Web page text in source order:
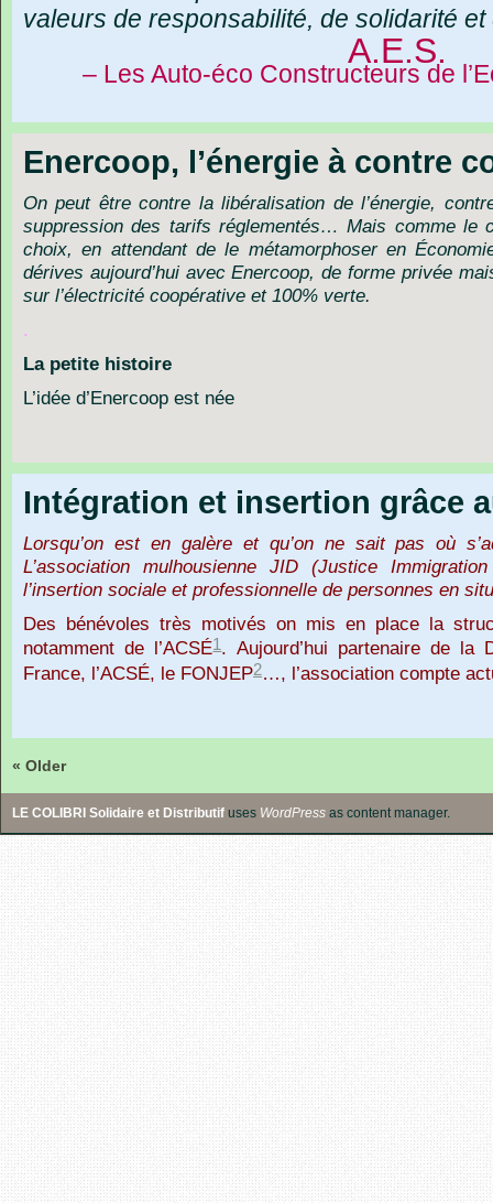
valeurs de responsabilité, de solidarité et
A.E.S.
– Les Auto-éco Constructeurs de
Enercoop, l’énergie à contre
On peut être contre la libéralisation de l’énergie,
suppression des tarifs réglementés… Mais comme le
choix, en attendant de le métamorphoser en
dérives aujourd’hui avec Enercoop, de forme privée
sur l’électricité coopérative et 100% verte.
.
La petite histoire
L’idée d’Enercoop est née
Intégration et insertion grâce
Lorsqu’on est en galère et qu’on ne sait pas où
L’association mulhousienne JID (Justice
l’insertion sociale et professionnelle de personnes en
Des bénévoles très motivés on mis en place la
notamment de l’ACSÉ1 . Aujourd’hui partenaire de la
France, l’ACSÉ, le FONJEP2…, l’association compte
« Older
LE COLIBRI Solidaire et Distributif uses WordPress as content manager.